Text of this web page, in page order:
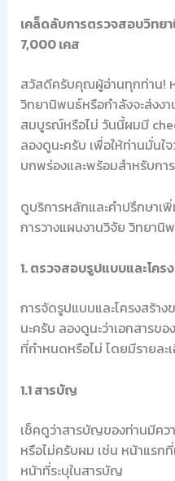
เคล็ดลับการตรวจสอบวิทย
7,000 เคส
สวัสดีครับคุณผู้อ่านทุกท่าน!
วิทยานิพนธ์หรือกำลังจะส่งง
สมบูรณ์หรือไม่ วันนี้ผมมี
ลองดูนะครับ เพื่อให้ท่านมั่นใ
บกพร่องและพร้อมสำหรับกา
ดูบริการหลักและคำปรึกษาเ
การวางแผนงานวิจัย วิทยา
1. ตรวจสอบรูปแบบและโคร
การจัดรูปแบบและโครงสร้า
นะครับ ลองดูนะว่าเอกสารข
ที่กำหนดหรือไม่ โดยมีรายละ
1.1 สารบัญ
เช็คดูว่าสารบัญของท่านมีคว
หรือไม่ครับผม เช่น หน้าแรก
หน้าที่ระบุในสารบัญ